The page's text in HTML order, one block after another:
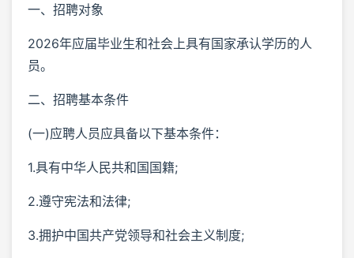
一、招聘对象
2026年应届毕业生和社会上具有国家承认学历的人
员。
二、招聘基本条件
(一)应聘人员应具备以下基本条件：
1.具有中华人民共和国国籍;
2.遵守宪法和法律;
3.拥护中国共产党领导和社会主义制度;